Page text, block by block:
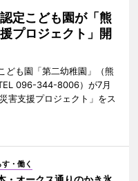
定こども園が「熊
プロジェクト」開
ども園「第二幼稚園」（熊
096-344-8006）が7月
害支援プロジェクト」をス
す・働く